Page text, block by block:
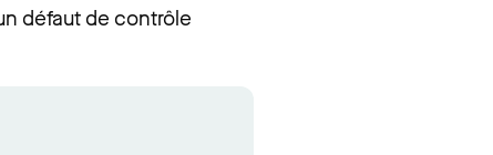
défaut de contrôle